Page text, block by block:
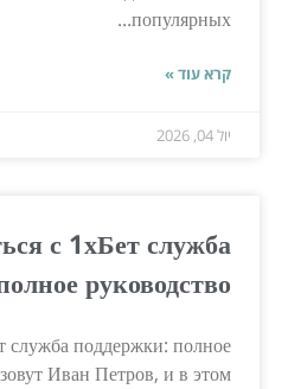
популярных...
קרא עוד »
יול 04, 2026
с 1хБет служба
руководство
служба поддержки: полное
Иван Петров, и в этом...